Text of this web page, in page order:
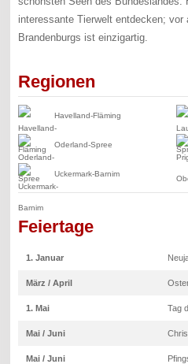
interessante Tierwelt entdecken; vor
Brandenburgs ist einzigartig.
Regionen
Havelland-Fläming
Oderland-Spree
Uckermark-Barnim
Feiertage
1. Januar
März / April
1. Mai Tag
Mai / Juni
Mai / Juni